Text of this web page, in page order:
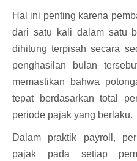
Hal ini penting karena
dari satu kali dalam satu
dihitung terpisah secara
penghasilan bulan
memastikan bahwa
tepat berdasarkan total
periode pajak yang berlaku.
Dalam praktik payroll,
pajak pada setiap